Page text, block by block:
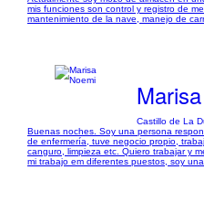
mis funciones son control y registro de
mantenimiento de la nave, manejo de
Castillo de La
Buenas noches. Soy una persona
de enfermería, tuve negocio propio,
canguro, limpieza etc. Quiero trabajar y
mi trabajo em diferentes puestos, soy